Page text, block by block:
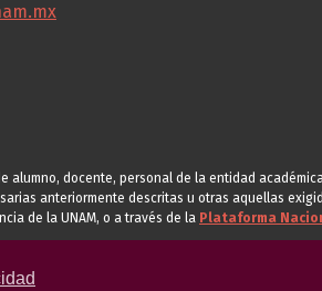
alumno, docente, personal de la entidad
anteriormente descritas u otras aquellas
de la UNAM, o a través de la Plataforma